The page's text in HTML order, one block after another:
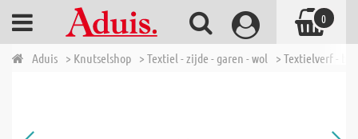
Aduis > Knutselshop > Textiel - zijde - garen - wol > Textielverf -
0